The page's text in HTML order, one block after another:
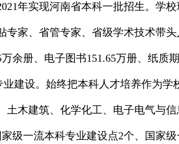
年实现河南省本科一批招生。学
专家、省管专家、省级学术技术带
余册、电子图书151.65万册、纸质
建设。始终把本科人才培养作为学
土木建筑、化学化工、电子电气与
级一流本科专业建设点2个、国家